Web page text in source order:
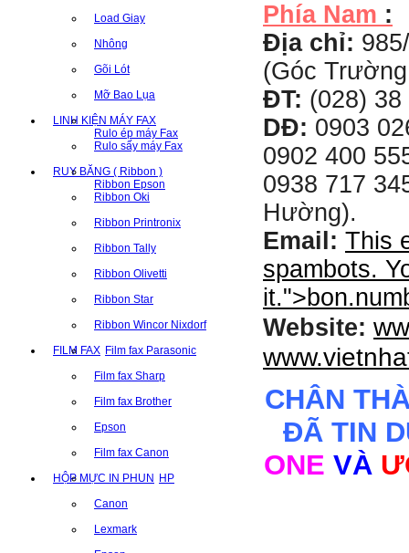
Load Giay
Nhông
Gõi Lót
Mỡ Bao Lụa
LINH KIỆN MÁY FAX
Rulo ép máy Fax
Rulo sấy máy Fax
RUY BĂNG ( Ribbon )
Ribbon Epson
Ribbon Oki
Ribbon Printronix
Ribbon Tally
Ribbon Olivetti
Ribbon Star
Ribbon Wincor Nixdorf
FILM FAX Film fax Parasonic
Film fax Sharp
Film fax Brother
Epson
Film fax Canon
HỘP MỰC IN PHUN HP
Canon
Lexmark
Phía Nam :
Địa chỉ:
(Góc
ĐT: (028)
DĐ: 0903
0902 400
0938 717
Hường).
Email: This
spambots.
it.">
Website:
CHÂN
ĐÃ TIN
ONE VÀ